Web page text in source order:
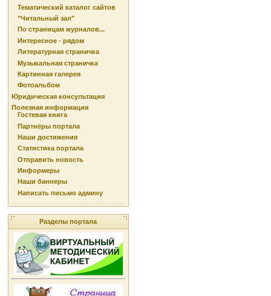
Тематический каталог сайтов
"Читальный зал"
По страницам журналов...
Интересное - рядом
Литературная страничка
Музыкальная страничка
Картинная галерея
Фотоальбом
Юридическая консультация
Полезная информация
Гостевая книга
Партнёры портала
Наши достижения
Статистика портала
Отправить новость
Информеры
Наши баннеры
Написать письмо админу
Разделы портала